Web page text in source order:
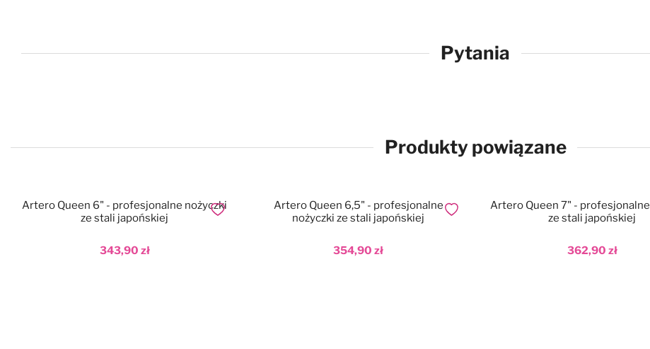
Pytania
Produkty powiązane
343,90 zł
Artero Queen 6" - profesjonalne nożyczki
ze stali japońskiej
Dodaj do ulubionych
354,90 zł
Artero Queen 6,5" - profesjonalne
nożyczki ze stali japońskiej
Dodaj do ulubionych
362,90 zł
Artero Queen 7" -
ze stali japońskiej